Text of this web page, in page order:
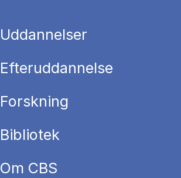
Uddannelser
Efteruddannelse
Forskning
Bibliotek
Om CBS